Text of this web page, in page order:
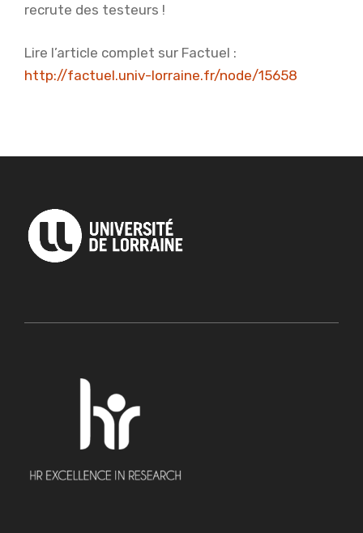
recrute des testeurs !
Lire l’article complet sur Factuel :
http://factuel.univ-lorraine.fr/node/15658